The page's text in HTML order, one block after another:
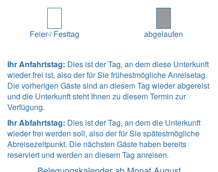
Feier-/ Festtag abgelaufen
Ihr Anfahrtstag: Dies ist der Tag, an dem diese Unterkunft
wieder frei ist, also der für Sie frühestmögliche Anreisetag.
Die vorherigen Gäste sind an diesem Tag wieder abgereist
und die Unterkunft steht Ihnen zu diesem Termin zur
Verfügung.
Ihr Abfahrtstag: Dies ist der Tag, an dem die Unterkunft
wieder frei werden soll, also der für Sie spätestmögliche
Abreisezeitpunkt. Die nächsten Gäste haben bereits
reserviert und werden an diesem Tag anreisen.